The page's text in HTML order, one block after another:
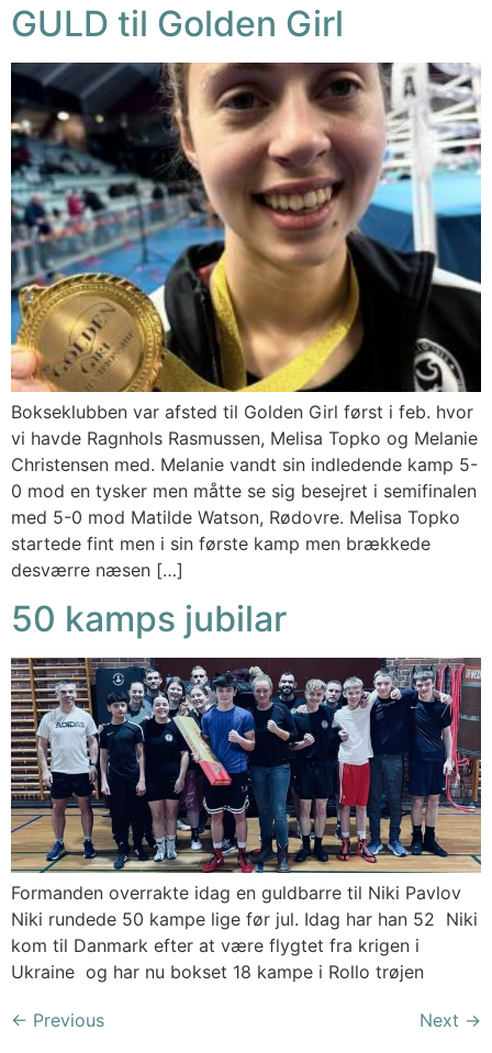
GULD til Golden Girl
Bokseklubben var afsted til Golden Girl først i feb. hvor
vi havde Ragnhols Rasmussen, Melisa Topko og Melanie
Christensen med. Melanie vandt sin indledende kamp 5-
0 mod en tysker men måtte se sig besejret i semifinalen
med 5-0 mod Matilde Watson, Rødovre. Melisa Topko
startede fint men i sin første kamp men brækkede
desværre næsen […]
50 kamps jubilar
Formanden overrakte idag en guldbarre til Niki Pavlov
Niki rundede 50 kampe lige før jul. Idag har han 52 Niki
kom til Danmark efter at være flygtet fra krigen i
Ukraine og har nu bokset 18 kampe i Rollo trøjen
← Previous Next →